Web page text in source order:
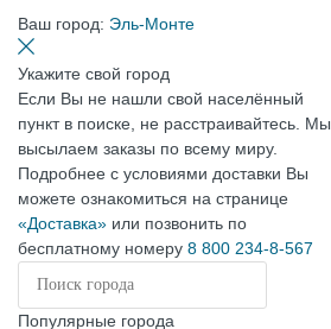
Ваш город: Эль-Монте
Укажите свой город
Если Вы не нашли свой населённый
пункт в поиске, не расстраивайтесь. Мы
высылаем заказы по всему миру.
Подробнее с условиями доставки Вы
можете ознакомиться на странице
«Доставка» или позвонить по
бесплатному номеру 8 800 234-8-567
Популярные города